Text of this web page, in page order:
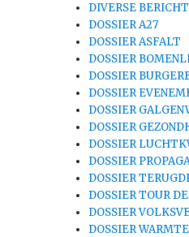
DIVERSE
DOSSIER A27
DOSSIER ASFALT
DOSSIER
DOSSIER
DOSSIER
DOSSIER
DOSSIER
DOSSIER
DOSSIER
DOSSIER
DOSSIER TOUR
DOSSIER
DOSSIER